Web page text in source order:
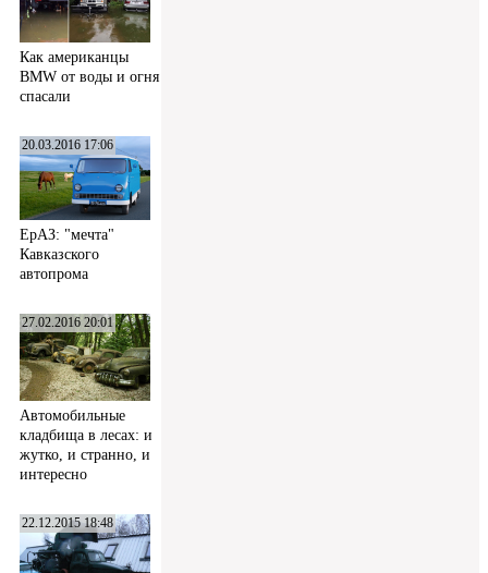
Как американцы
BMW от воды и огня
спасали
20.03.2016 17:06
ЕрАЗ: "мечта"
Кавказского
автопрома
27.02.2016 20:01
Автомобильные
кладбища в лесах: и
жутко, и странно, и
интересно
22.12.2015 18:48